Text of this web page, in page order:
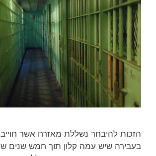
הזכות להיבחר נשללת מאזרח אשר חוייב
בעבירה שיש עמה קלון תוך חמש שנים